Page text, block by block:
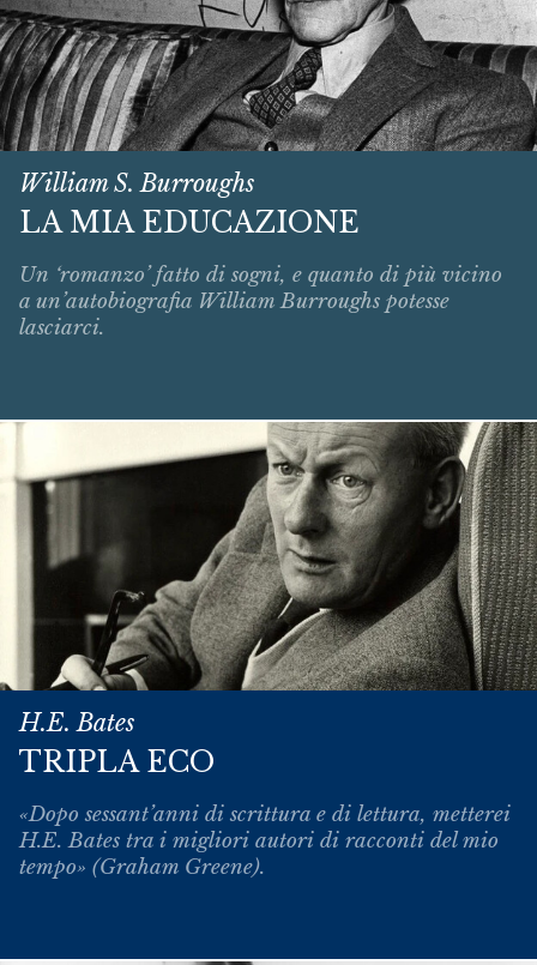
William S. Burroughs
LA MIA EDUCAZIONE
Un ‘romanzo’ fatto di sogni, e quanto di più vicino
a un’autobiografia William Burroughs potesse
lasciarci.
H.E. Bates
TRIPLA ECO
«Dopo sessant’anni di scrittura e di lettura, metterei
H.E. Bates tra i migliori autori di racconti del mio
tempo» (Graham Greene).